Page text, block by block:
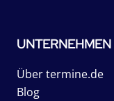
UNTERNEHMEN
Über termine.de
Blog